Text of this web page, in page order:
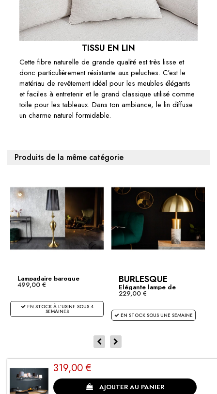
TISSU EN LIN
Cette fibre naturelle de grande qualité est très lisse et
donc particulièrement résistante aux peluches. C'est le
matériau de revêtement idéal pour les meubles élégants
et faciles à entretenir et le grand classique utilisé comme
toile pour les tableaux. Dans ton ambiance, le lin diffuse
un charme naturel formidable.
Produits de la même catégorie
Lampadaire baroque
LUCIE...
499,00 €
EN STOCK À L'USINE SOUS 4
SEMAINES
BURLESQUE
Elégante lampe de
table...
229,00 €
EN STOCK SOUS UNE SEMAINE
319,00 €
AJOUTER AU PANIER
CLIENTS SATISFAITS